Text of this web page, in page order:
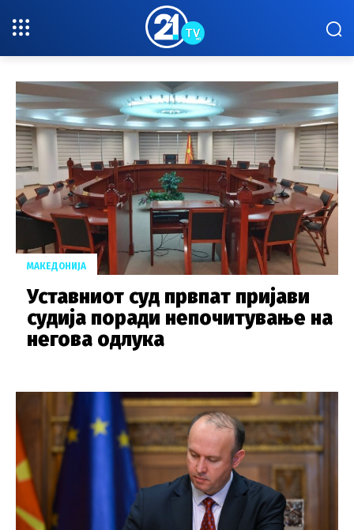
МАКЕДОНИЈА
Уставниот суд првпат пријави
судија поради непочитување на
негова одлука